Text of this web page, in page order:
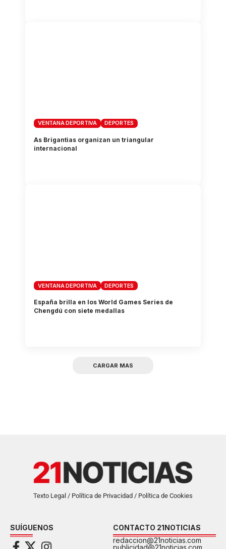
VENTANA DEPORTIVA DEPORTES
As Brigantias organizan un triangular
internacional
VENTANA DEPORTIVA DEPORTES
España brilla en los World Games Series de
Chengdú con siete medallas
CARGAR MAS
Texto Legal / Política de Privacidad / Política de Cookies
SUÍGUENOS
CONTACTO 21NOTICIAS
redaccion@21noticias.com